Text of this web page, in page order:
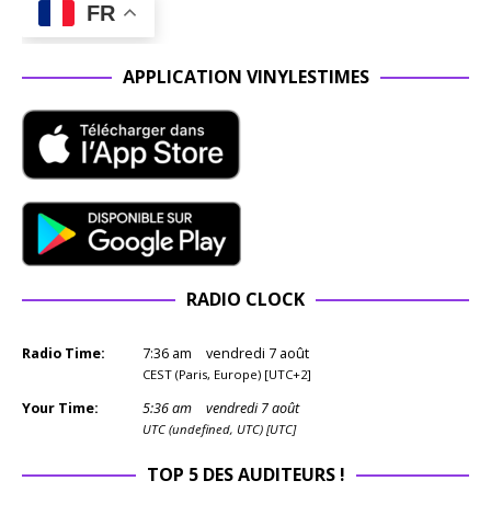
FR
APPLICATION VINYLESTIMES
RADIO CLOCK
Radio Time: 7:36 am vendredi 7 août
CEST (Paris, Europe) [UTC+2]
Your Time: 5:36am vendredi 7 août
UTC (undefined, UTC) [UTC]
TOP 5 DES AUDITEURS !